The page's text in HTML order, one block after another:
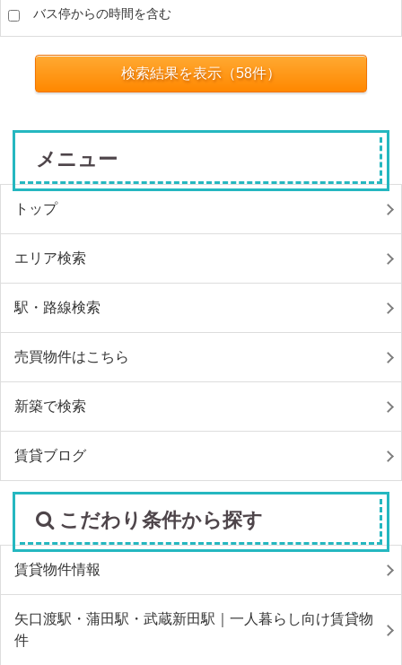
バス停からの時間を含む
検索結果を表示（58件）
メニュー
トップ
エリア検索
駅・路線検索
売買物件はこちら
新築で検索
賃貸ブログ
こだわり条件から探す
賃貸物件情報
矢口渡駅・蒲田駅・武蔵新田駅｜一人暮らし向け賃貸物
件